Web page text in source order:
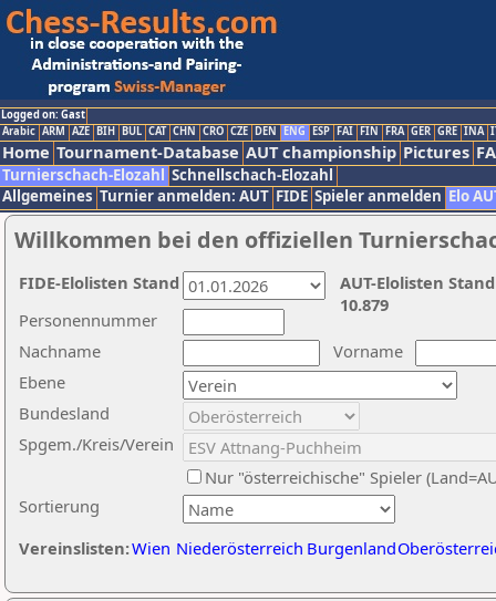
Logged on: Gast
Arabic ARM AZE BIH BUL CAT CHN CRO CZE DEN ENG ESP FAI FIN FRA GER GRE INA
Home Tournament-Database AUT championship Pictures
Turnierschach-Elozahl Schnellschach-Elozahl
Allgemeines Turnier anmelden: AUT FIDE Spieler anmelden Elo
Willkommen bei den offiziellen
Nachname
Vorname
Ebene
Sortierung
Personennummer
Bundesland
Spgem./Kreis/Verein
Nur "österreichische" Spieler
Vereinslisten:Wien Niederösterreich Burgenland
AUT-Elolisten
10.879
FIDE-Elolisten Stand